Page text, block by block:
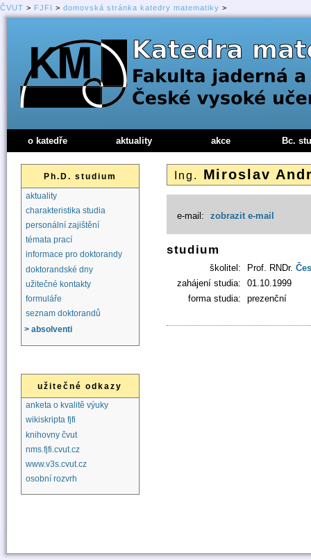
ČVUT > FJFI > domovská stránka katedry matematiky >
Ing. Miroslav
e-mail: zobrazit e-mail
studium
školitel: Prof. RNDr.
zahájení studia:
01.10.1999
forma studia:
prezenční
o katedře aktuality akce Bc.
Ph.D. studium
aktuality
charakteristika studia
personální zajištění
témata prací
informace pro doktorandy
doktorandské dny
užitečné kontakty
formuláře
seznam doktorandů
> absolventi
užitečné odkazy
anketa o kvalitě výuky
wikiskripta fjfi
knihovny čvut
nms.fjfi.cvut.cz
www.v3s.cvut.cz
osobní rozvrh